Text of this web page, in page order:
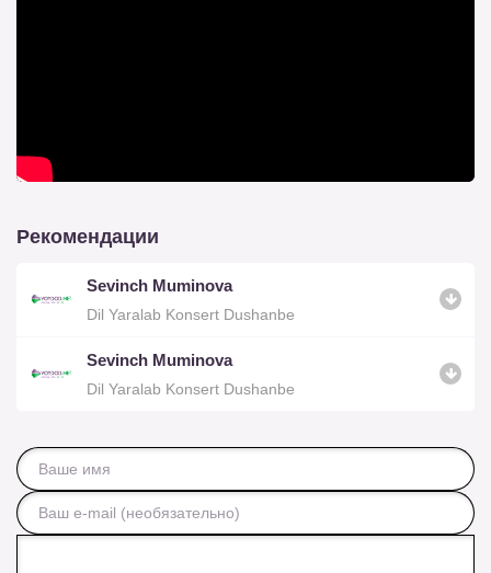
Рекомендации
Sevinch Muminova
Dil Yaralab Konsert Dushanbe
Sevinch Muminova
Dil Yaralab Konsert Dushanbe